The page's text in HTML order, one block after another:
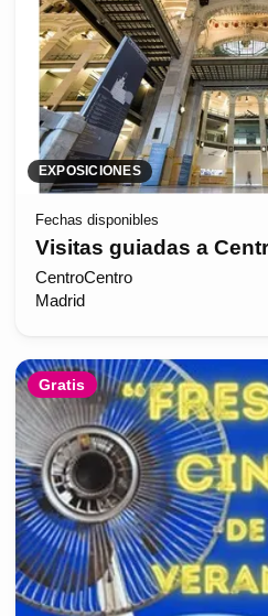
EXPOSICIONES
Fechas disponibles
Visitas guiadas a
CentroCentro
Madrid
Gratis